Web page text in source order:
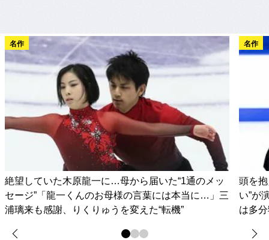
名作
絶望していた木原龍一に…母から届いた“1通のメッ
セージ”「龍一くんのお母様の言葉には本当に…」三
浦璃来も感謝、りくりゅうを変えた“転機”
名作
頭を
い”が
は多